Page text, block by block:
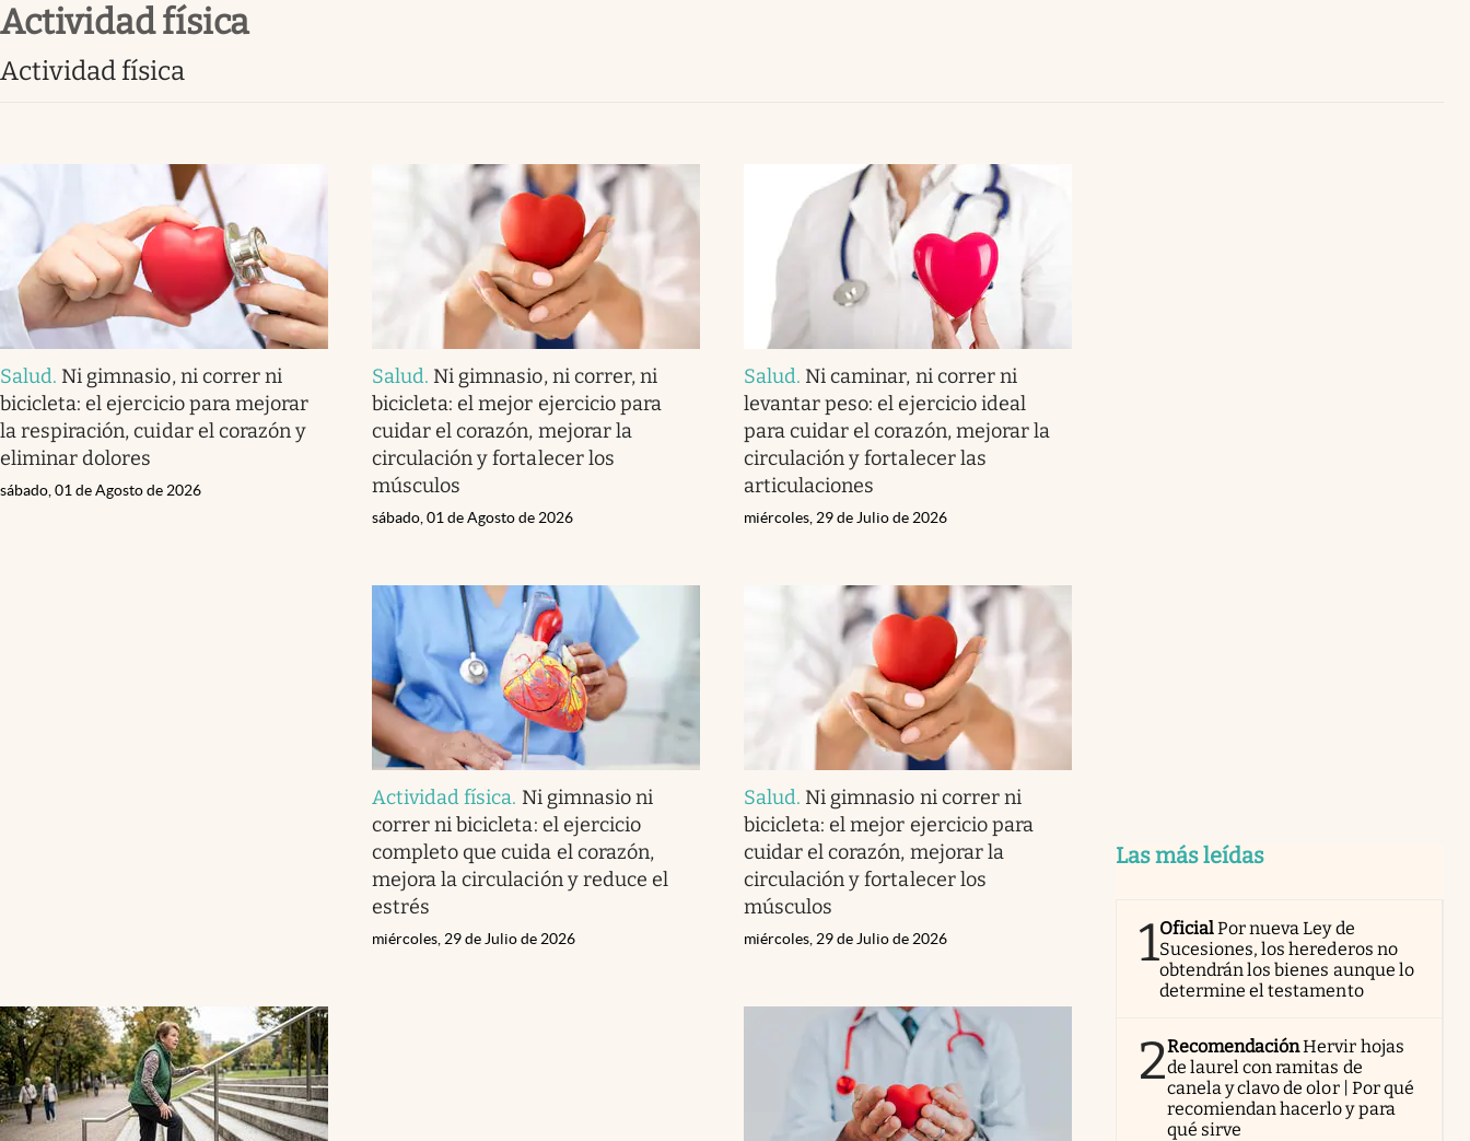
Infotechnology
Eventos Corporativos
El Cronista Studio
Mediakit
abre en nueva pestaña
actividad física
actividad física
Salud. Ni gimnasio, ni correr ni
bicicleta: el ejercicio para mejorar
la respiración, cuidar el corazón y
eliminar dolores
sábado, 01 de Agosto de 2026
Salud. Ni gimnasio, ni correr, ni
bicicleta: el mejor ejercicio para
cuidar el corazón, mejorar la
circulación y fortalecer los
músculos
sábado, 01 de Agosto de 2026
Salud. Ni caminar, ni correr ni
levantar peso: el ejercicio ideal
para cuidar el corazón, mejorar la
circulación y fortalecer las
articulaciones
miércoles, 29 de Julio de 2026
Actividad física. Ni gimnasio ni
correr ni bicicleta: el ejercicio
completo que cuida el corazón,
mejora la circulación y reduce el
estrés
miércoles, 29 de Julio de 2026
Salud. Ni gimnasio ni correr ni
bicicleta: el mejor ejercicio para
cuidar el corazón, mejorar la
circulación y fortalecer los
músculos
miércoles, 29 de Julio de 2026
Las más leídas
1OficialPor nueva Ley de
Sucesiones, los herederos no
obtendrán los bienes aunque lo
determine el testamento
2RecomendaciónHervir hojas
de laurel con ramitas de
canela y clavo de olor | Por qué
recomiendan hacerlo y para
qué sirve